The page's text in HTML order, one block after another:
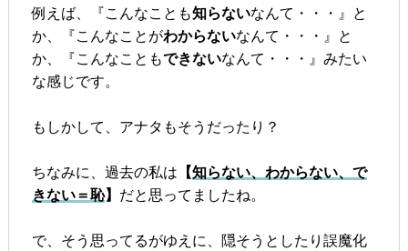
例えば、『こんなことも知らないなんて・・・』と
か、『こんなことがわからないなんて・・・』と
か、『こんなこともできないなんて・・・』みたい
な感じです。
もしかして、アナタもそうだったり？
ちなみに、過去の私は 【知らない、わからない、で
きない＝恥】 だと思ってましたね。
で、そう思ってるがゆえに、隠そうとしたり誤魔化